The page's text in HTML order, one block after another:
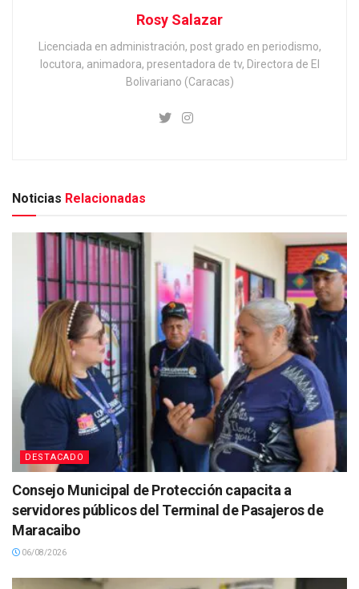
Rosy Salazar
Licenciada en administración, post grado en periodismo,
locutora, animadora, presentadora de tv, Directora de El
Bolivariano (Caracas)
Noticias Relacionadas
DESTACADO
Consejo Municipal de Protección capacita a
servidores públicos del Terminal de Pasajeros de
Maracaibo
06/08/2026